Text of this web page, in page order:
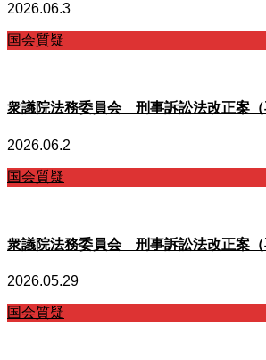
2026.06.3
国会質疑
衆議院法務委員会 刑事訴訟法改正案
2026.06.2
国会質疑
衆議院法務委員会 刑事訴訟法改正案
2026.05.29
国会質疑